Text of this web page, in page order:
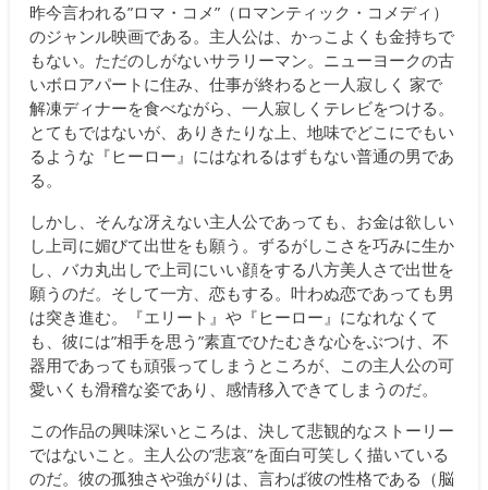
昨今言われる”ロマ・コメ”（ロマンティック・コメディ）
のジャンル映画である。主人公は、かっこよくも金持ちで
もない。ただのしがないサラリーマン。ニューヨークの古
いボロアパートに住み、仕事が終わると一人寂しく 家で
解凍ディナーを食べながら、一人寂しくテレビをつける。
とてもではないが、ありきたりな上、地味でどこにでもい
るような『ヒーロー』にはなれるはずもない普通の男であ
る。
しかし、そんな冴えない主人公であっても、お金は欲しい
し上司に媚びて出世をも願う。ずるがしこさを巧みに生か
し、バカ丸出しで上司にいい顔をする八方美人さで出世を
願うのだ。そして一方、恋もする。叶わぬ恋であっても男
は突き進む。『エリート』や『ヒーロー』になれなくて
も、彼には”相手を思う”素直でひたむきな心をぶつけ、不
器用であっても頑張ってしまうところが、この主人公の可
愛いくも滑稽な姿であり、感情移入できてしまうのだ。
この作品の興味深いところは、決して悲観的なストーリー
ではないこと。主人公の”悲哀”を面白可笑しく描いている
のだ。彼の孤独さや強がりは、言わば彼の性格である（脳